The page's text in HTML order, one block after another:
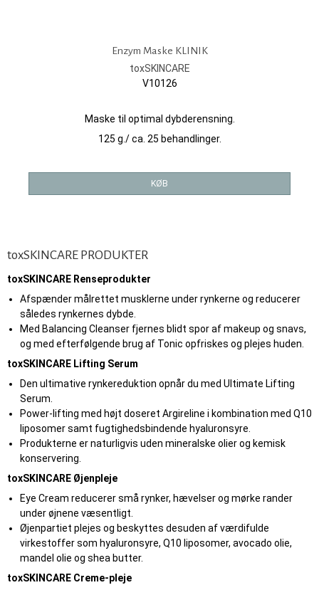
Enzym Maske KLINIK
toxSKINCARE
V10126
Maske til optimal dybderensning.
125 g./ ca. 25 behandlinger.
KØB
toxSKINCARE PRODUKTER
toxSKINCARE Renseprodukter
Afspænder målrettet musklerne under rynkerne og reducerer
således rynkernes dybde.
Med Balancing Cleanser fjernes blidt spor af makeup og snavs,
og med efterfølgende brug af Tonic opfriskes og plejes huden.
toxSKINCARE Lifting Serum
Den ultimative rynkereduktion opnår du med Ultimate Lifting
Serum.
Power-lifting med højt doseret Argireline i kombination med Q10
liposomer samt fugtighedsbindende hyaluronsyre.
Produkterne er naturligvis uden mineralske olier og kemisk
konservering.
toxSKINCARE Øjenpleje
Eye Cream reducerer små rynker, hævelser og mørke rander
under øjnene væsentligt.
Øjenpartiet plejes og beskyttes desuden af værdifulde
virkestoffer som hyaluronsyre, Q10 liposomer, avocado olie,
mandel olie og shea butter.
toxSKINCARE Creme-pleje